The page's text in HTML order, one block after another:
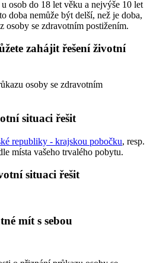
osob do 18 let věku a nejvýše 10 let
doba nemůže být delší, než je doba,
osoby se zdravotním postižením.
zahájit řešení životní
osoby se zdravotním
situaci řešit
republiky - krajskou pobočku, resp.
místa vašeho trvalého pobytu.
situaci řešit
mít s sebou